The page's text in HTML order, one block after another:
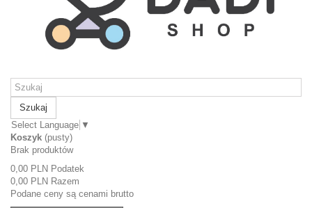
Szukaj
Select Language ▼
Koszyk (pusty)
Brak produktów
0,00 PLN Podatek
0,00 PLN Razem
Podane ceny są cenami brutto